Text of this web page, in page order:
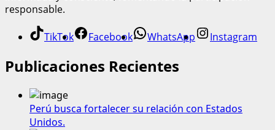
responsable.
TikTok Facebook WhatsApp Instagram
Publicaciones Recientes
Perú busca fortalecer su relación con Estados
Unidos.